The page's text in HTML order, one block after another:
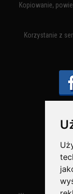
Kopiowanie,
Korzystanie z